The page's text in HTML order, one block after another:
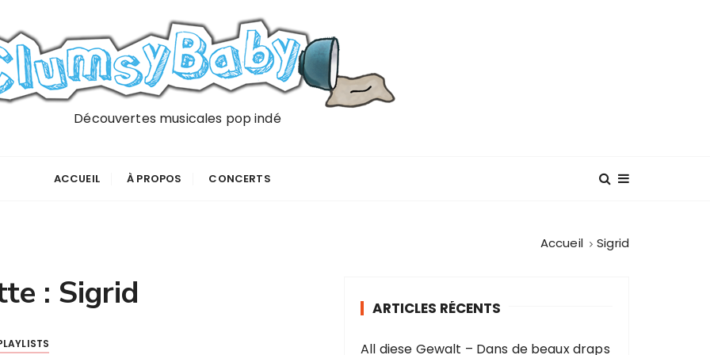
Découvertes musicales pop indé
ACCUEIL À PROPOS CONCERTS
Accueil Sigrid
: Sigrid ARTICLES RÉCENTS
All diese Gewalt – Dans de beaux draps